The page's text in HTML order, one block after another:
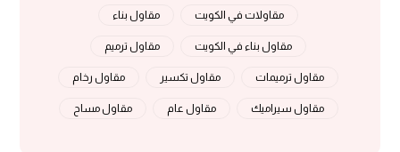
مقاولات في الكويت مقاول بناء
مقاول بناء في الكويت مقاول ترميم
مقاول ترميمات مقاول تكسير مقاول رخام
مقاول سيراميك مقاول عام مقاول مساح